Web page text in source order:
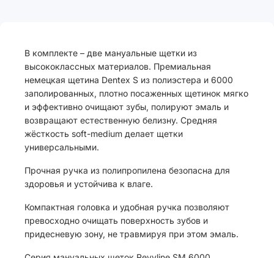
В комплекте – две мануальные щетки из
высококлассных материалов. Премиальная
немецкая щетина Dentex S из полиэстера и 6000
заполированных, плотно посаженных щетинок мягко
и эффективно очищают зубы, полируют эмаль и
возвращают естественную белизну. Средняя
жёсткость soft-medium делает щетки
универсальными.
Прочная ручка из полипропилена безопасна для
здоровья и устойчива к влаге.
Компактная головка и удобная ручка позволяют
превосходно очищать поверхность зубов и
придесневую зону, не травмируя при этом эмаль.